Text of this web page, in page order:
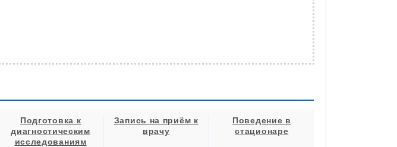
Подготовка к
диагностическим
исследованиям
Запись на приём к
врачу
Поведение в
стационаре